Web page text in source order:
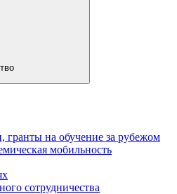
гранты на обучение за рубежом
мобильность
сотрудничества